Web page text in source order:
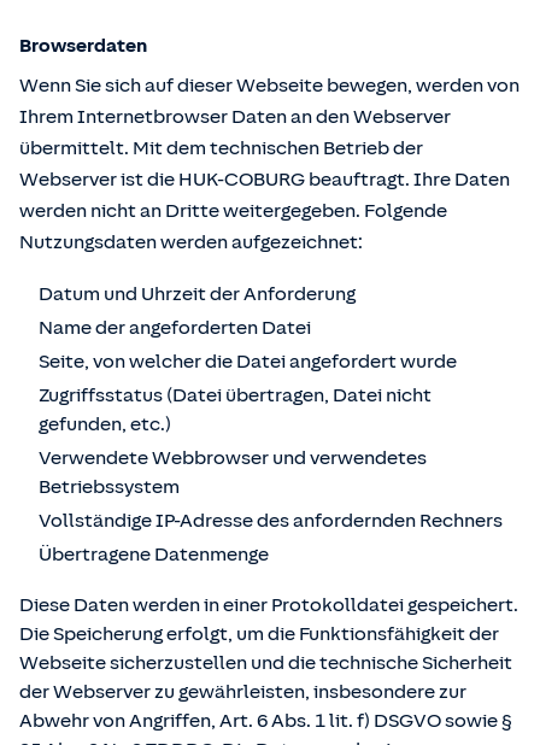
Browserdaten
Wenn Sie sich auf dieser Webseite bewegen, werden von
Ihrem Internetbrowser Daten an den Webserver
übermittelt. Mit dem technischen Betrieb der
Webserver ist die HUK-COBURG beauftragt. Ihre Daten
werden nicht an Dritte weitergegeben. Folgende
Nutzungsdaten werden aufgezeichnet:
Datum und Uhrzeit der Anforderung
Name der angeforderten Datei
Seite, von welcher die Datei angefordert wurde
Zugriffsstatus (Datei übertragen, Datei nicht
gefunden, etc.)
Verwendete Webbrowser und verwendetes
Betriebssystem
Vollständige IP-Adresse des anfordernden Rechners
Übertragene Datenmenge
Diese Daten werden in einer Protokolldatei gespeichert.
Die Speicherung erfolgt, um die Funktionsfähigkeit der
Webseite sicherzustellen und die technische Sicherheit
der Webserver zu gewährleisten, insbesondere zur
Abwehr von Angriffen, Art. 6 Abs. 1 lit. f) DSGVO sowie §